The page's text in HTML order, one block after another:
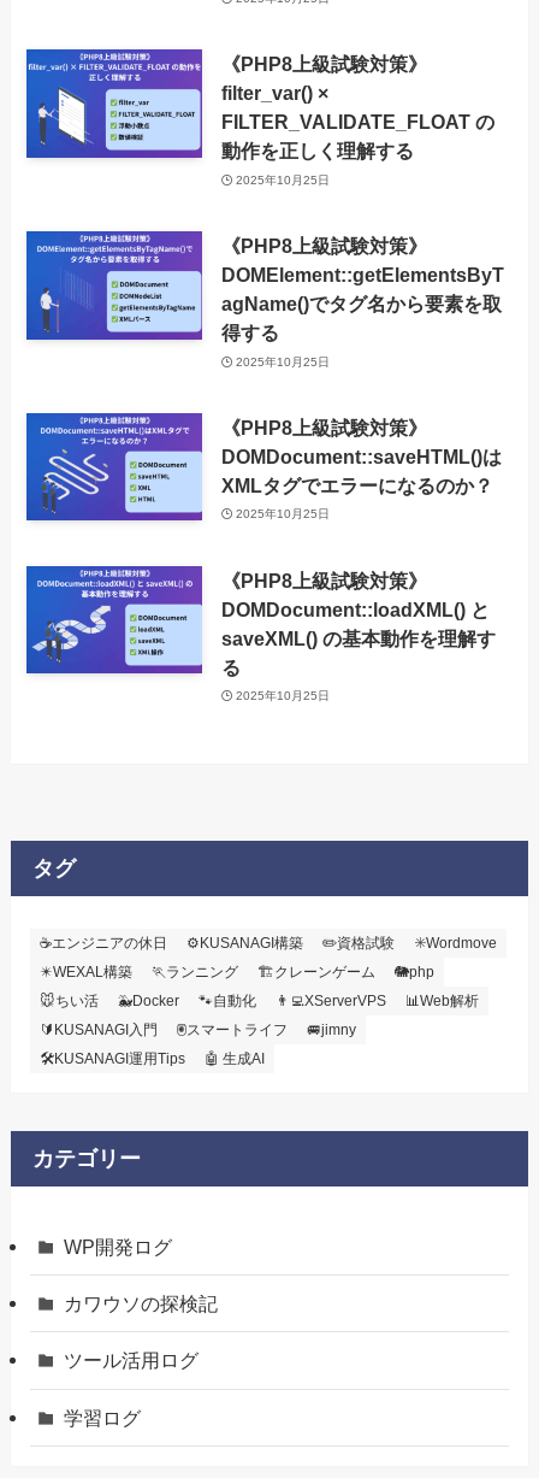
《PHP8上級試験対策》
filter_var() ×
FILTER_VALIDATE_FLOAT の
動作を正しく理解する
2025年10月25日
《PHP8上級試験対策》
DOMElement::getElementsByT
agName()でタグ名から要素を取
得する
2025年10月25日
《PHP8上級試験対策》
DOMDocument::saveHTML()は
XMLタグでエラーになるのか？
2025年10月25日
《PHP8上級試験対策》
DOMDocument::loadXML() と
saveXML() の基本動作を理解す
る
2025年10月25日
タグ
☕エンジニアの休日 ⚙️KUSANAGI構築 ✏️資格試験
✳️Wordmove
✴️WEXAL構築
🏃ランニング 🏗️クレーンゲーム
🐘php
🐭ちい活
🐳Docker 🐾自動化 👨‍💻XServerVPS
📊Web解析
🔰KUSANAGI入門
🖲️スマートライフ
🚐jimny
🛠KUSANAGI運用Tips
🤖 生成AI
カテゴリー
WP開発ログ
カワウソの探検記
ツール活用ログ
学習ログ